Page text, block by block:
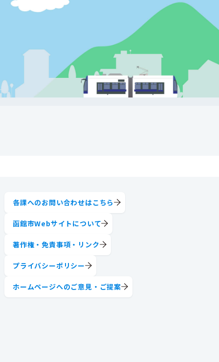
各課へのお問い合わせはこちら
函館市Webサイトについて
著作権・免責事項・リンク
プライバシーポリシー
ホームページへのご意見・ご提案